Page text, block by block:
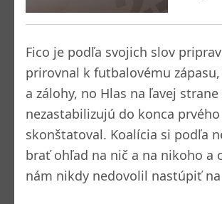
Fico je podľa svojich slov
prirovnal k futbalovému
a zálohy, no Hlas na ľavej
nezastabilizujú do konca
skonštatoval. Koalícia si podľa
brať ohľad na nič a na nikoho a
nám nikdy nedovolil nastúpiť na